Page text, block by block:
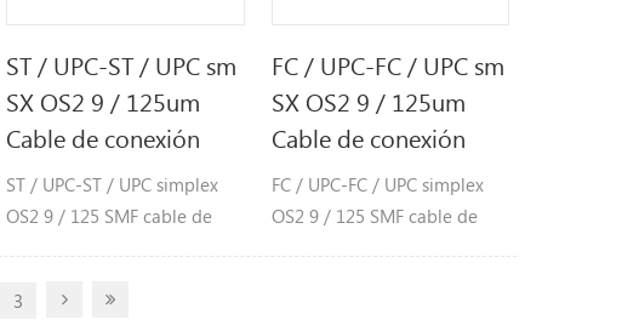
ST / UPC-ST / UPC sm
SX OS2 9 / 125um
Cable de conexión
ST / UPC-ST / UPC simplex
OS2 9 / 125 SMF cable de
FC / UPC-FC / UPC sm
SX OS2 9 / 125um
Cable de conexión
FC / UPC-FC / UPC simplex
OS2 9 / 125 SMF cable de
3